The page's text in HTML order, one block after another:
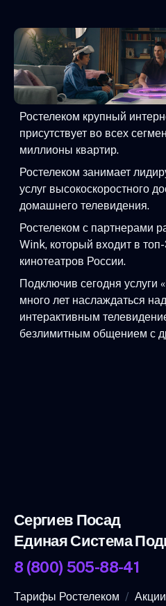
Ростелеком крупный
присутствует во всех
миллионы квартир.
Ростелеком занимает
услуг высокоскоростного
домашнего телевидения.
Ростелеком с партнерами
Wink, который входит в
кинотеатров России.
Подключив сегодня услуги
много лет наслаждаться
интерактивным
безлимитным общением с
Сергиев Посад
Единая Система
8 (800) 505-88-41
Тарифы Ростелеком